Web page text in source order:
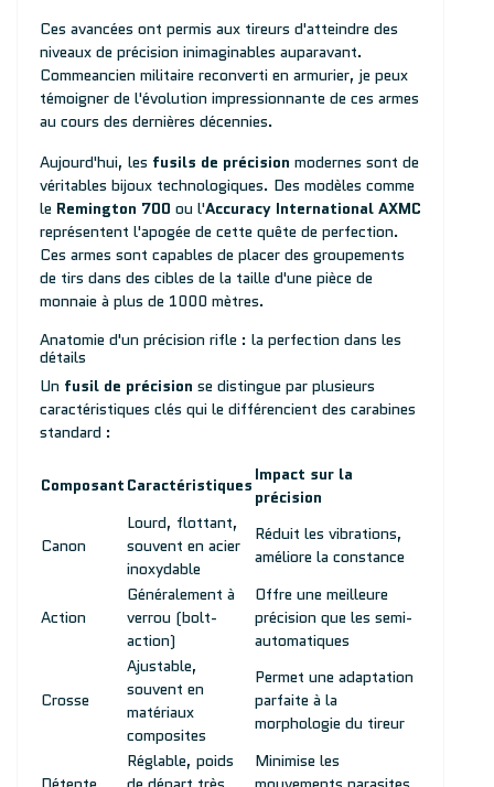
Ces avancées ont permis aux tireurs d'atteindre des
niveaux de précision inimaginables auparavant.
Commeancien militaire reconverti en armurier, je peux
témoigner de l'évolution impressionnante de ces armes
au cours des dernières décennies.
Aujourd'hui, les fusils de précision modernes sont de
véritables bijoux technologiques. Des modèles comme
le Remington 700 ou l'Accuracy International AXMC
représentent l'apogée de cette quête de perfection.
Ces armes sont capables de placer des groupements
de tirs dans des cibles de la taille d'une pièce de
monnaie à plus de 1000 mètres.
Anatomie d'un précision rifle : la perfection dans les
détails
Un fusil de précision se distingue par plusieurs
caractéristiques clés qui le différencient des carabines
standard :
Composant Caractéristiques Impact sur la
précision
Canon
Lourd, flottant,
souvent en acier
inoxydable
Réduit les vibrations,
améliore la constance
Action
Généralement à
verrou (bolt-
action)
Offre une meilleure
précision que les semi-
automatiques
Crosse
Ajustable,
souvent en
matériaux
composites
Permet une adaptation
parfaite à la
morphologie du tireur
Réglable, poids
Minimise les